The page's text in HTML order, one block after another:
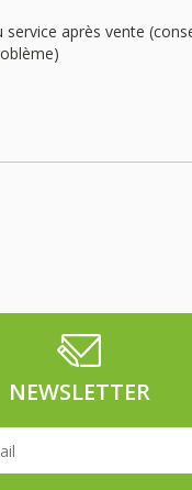
service après vente
NEWSLETTER